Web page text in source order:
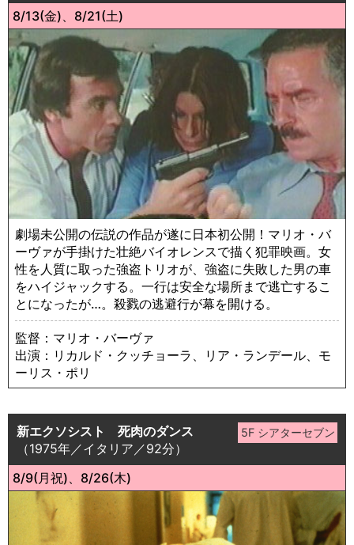
8/13(金)、8/21(土)
劇場未公開の伝説の作品が遂に日本初公開！マリオ・バ
ーヴァが手掛けた壮絶バイオレンスで描く犯罪映画。女
性を人質に取った強盗トリオが、強盗に失敗した男の車
をハイジャックする。一行は安全な場所まで逃亡するこ
とになったが…。殺戮の逃避行が幕を開ける。
監督：マリオ・バーヴァ
出演：リカルド・クッチョーラ、リア・ランデール、モ
ーリス・ポリ
新エクソシスト 死肉のダンス
（1975年／イタリア／92分）
8/9(月祝)、8/26(木)